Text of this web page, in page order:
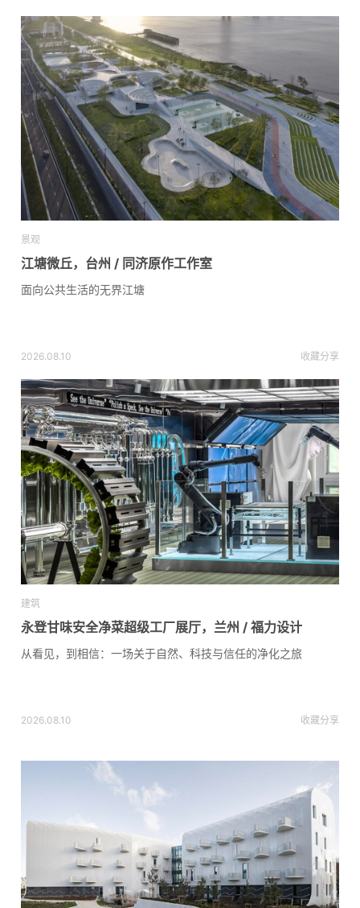
景观
江塘微丘，台州 / 同济原作工作室
面向公共生活的无界江塘
2026.08.10 收藏分享
建筑
永登甘味安全净菜超级工厂展厅，兰州 / 福力设计
从看见，到相信：一场关于自然、科技与信任的净化之旅
2026.08.10 收藏分享